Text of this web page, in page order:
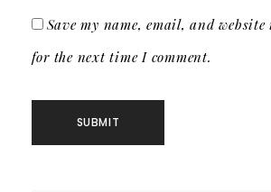
Save my name, email, and
for the next time I comment.